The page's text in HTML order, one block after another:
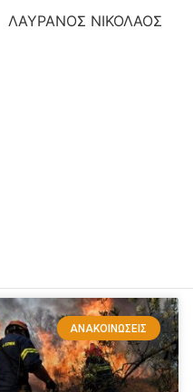
ΝΙΚΟΛΑΟΣ
ΑΝΑΚΟΙΝΏΣΕΙΣ